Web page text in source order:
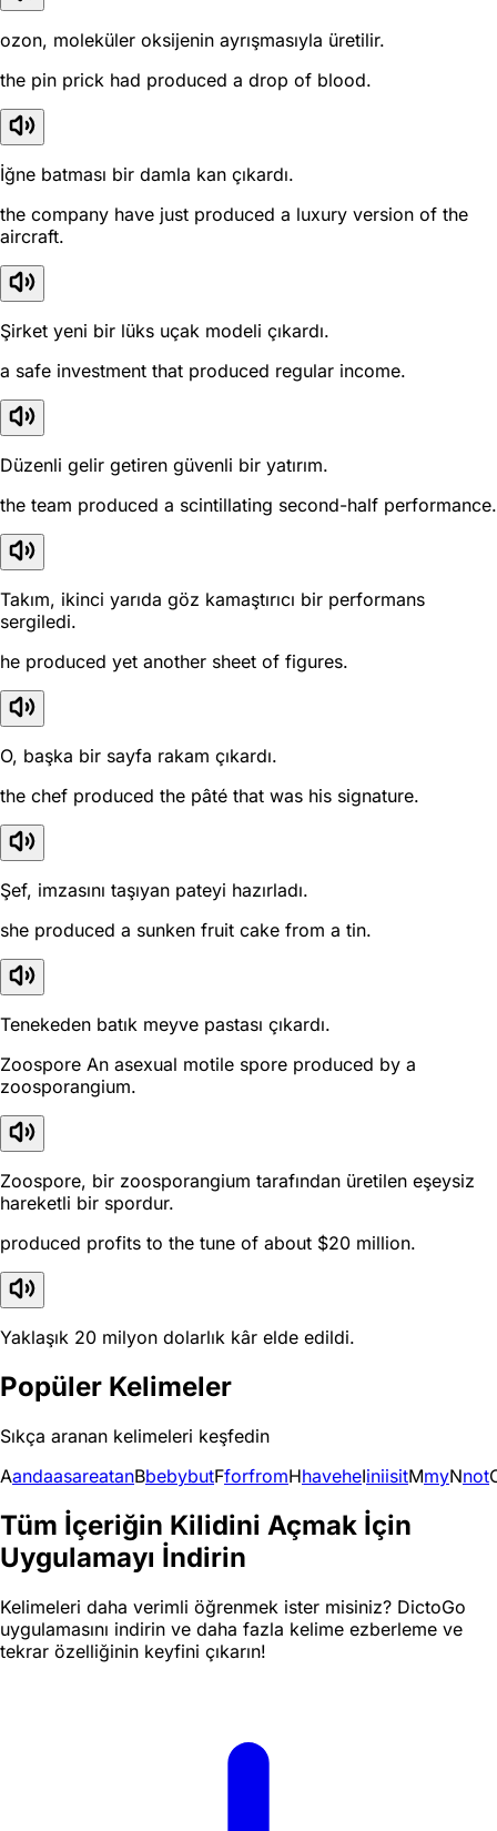
ozon, moleküler oksijenin ayrışmasıyla üretilir.
the pin prick had produced a drop of blood.
İğne batması bir damla kan çıkardı.
the company have just produced a luxury version of the
aircraft.
Şirket yeni bir lüks uçak modeli çıkardı.
a safe investment that produced regular income.
Düzenli gelir getiren güvenli bir yatırım.
the team produced a scintillating second-half performance.
Takım, ikinci yarıda göz kamaştırıcı bir performans
sergiledi.
he produced yet another sheet of figures.
O, başka bir sayfa rakam çıkardı.
the chef produced the pâté that was his signature.
Şef, imzasını taşıyan pateyi hazırladı.
she produced a sunken fruit cake from a tin.
Tenekeden batık meyve pastası çıkardı.
Zoospore An asexual motile spore produced by a
zoosporangium.
Zoospore, bir zoosporangium tarafından üretilen eşeysiz
hareketli bir spordur.
produced profits to the tune of about $20 million.
Yaklaşık 20 milyon dolarlık kâr elde edildi.
Popüler Kelimeler
Sıkça aranan kelimeleri keşfedin
AandaasareatanBbebybutFforfromHhaveheIiniisitMmyNnot
Tüm İçeriğin Kilidini Açmak İçin
Uygulamayı İndirin
Kelimeleri daha verimli öğrenmek ister misiniz? DictoGo
uygulamasını indirin ve daha fazla kelime ezberleme ve
tekrar özelliğinin keyfini çıkarın!